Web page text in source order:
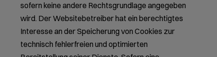
sofern keine andere Rechtsgrundlage angegeben
wird. Der Websitebetreiber hat ein berechtigtes
Interesse an der Speicherung von Cookies zur
technisch fehlerfreien und optimierten